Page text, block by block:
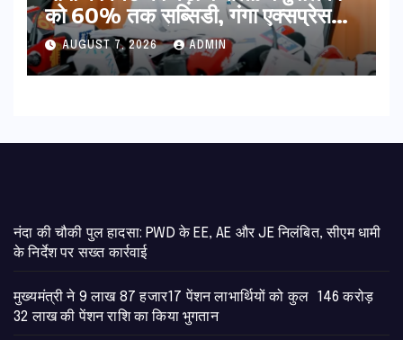
को 60% तक सब्सिडी, गंगा एक्सप्रेसवे
का हरिद्वार तक होगा विस्तार
AUGUST 7, 2026 ADMIN
नंदा की चौकी पुल हादसा: PWD के EE, AE और JE निलंबित, सीएम धामी
के निर्देश पर सख्त कार्रवाई
मुख्यमंत्री ने 9 लाख 87 हजार17 पेंशन लाभार्थियों को कुल 146 करोड़
32 लाख की पेंशन राशि का किया भुगतान